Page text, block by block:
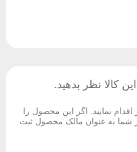
کالا نظر بدهید.
نمایید. اگر این محصول را
شما به عنوان مالک محصول ثبت